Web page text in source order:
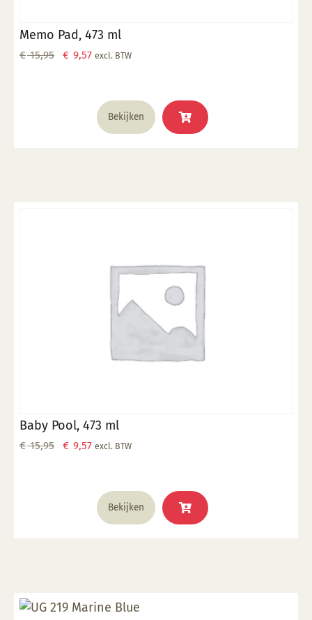
Memo Pad, 473 ml
€15,95
Oorspronkelijke
€ 9,57Huidige
€ 9,57.
excl. BTW
Bekijken
Baby Pool, 473 ml
€15,95
Oorspronkelijke
€ 9,57Huidige
€ 9,57.
excl. BTW
Bekijken